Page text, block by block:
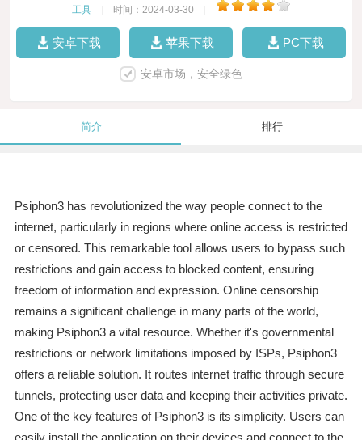
工具 时间：2024-03-30
安卓下载 苹果下载 PC下载
安卓市场，安全绿色
简介 排行
Psiphon3 has revolutionized the way people connect to the
internet, particularly in regions where online access is restricted
or censored. This remarkable tool allows users to bypass such
restrictions and gain access to blocked content, ensuring
freedom of information and expression. Online censorship
remains a significant challenge in many parts of the world,
making Psiphon3 a vital resource. Whether it's governmental
restrictions or network limitations imposed by ISPs, Psiphon3
offers a reliable solution. It routes internet traffic through secure
tunnels, protecting user data and keeping their activities private.
One of the key features of Psiphon3 is its simplicity. Users can